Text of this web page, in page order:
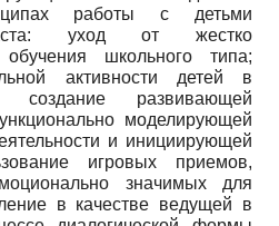
работы с детьми
уход от жестко
обучения школьного типа;
активности детей в
создание развивающей
моделирующей
и инициирующей
игровых приемов,
значимых для
в качестве ведущей в